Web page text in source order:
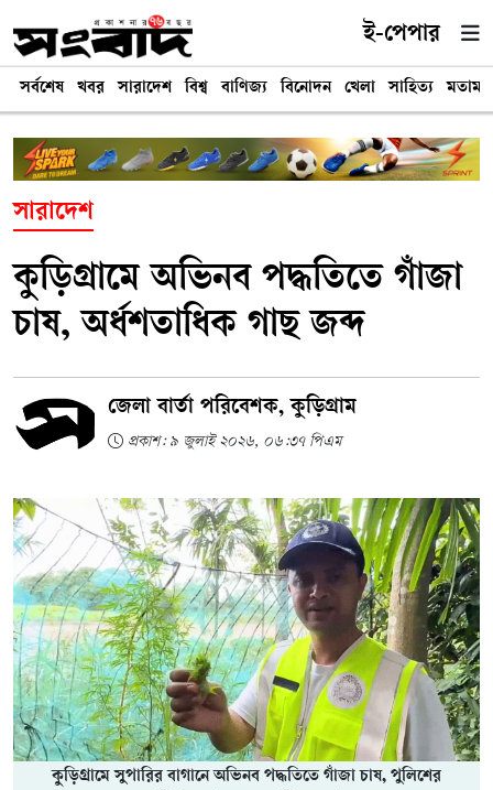
ই-পেপার
সর্বশেষ খবর সারাদেশ বিশ্ব বাণিজ্য বিনোদন খেলা সাহিত্য মতামত
সারাদেশ
কুড়িগ্রামে অভিনব পদ্ধতিতে গাঁজা
চাষ, অর্ধশতাধিক গাছ জব্দ
জেলা বার্তা পরিবেশক, কুড়িগ্রাম
প্রকাশ: ৯ জুলাই ২০২৬, ০৬:৩৭ পিএম
কুড়িগ্রামে সুপারির বাগানে অভিনব পদ্ধতিতে গাঁজা চাষ, পুলিশের